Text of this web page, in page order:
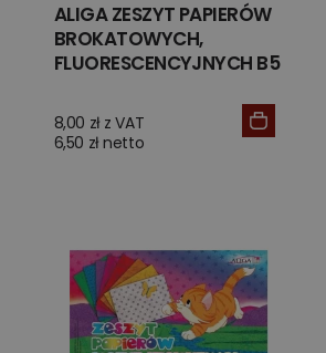
ALIGA ZESZYT PAPIERÓW
BROKATOWYCH,
FLUORESCENCYJNYCH B5
8,00 zł z VAT
6,50 zł netto